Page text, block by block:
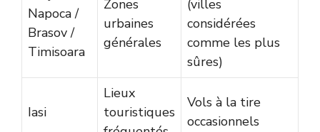
Napoca /
Brasov /
Timisoara
Zones
urbaines
générales
(villes
considérées
comme les plus
sûres)
Iasi
Lieux
touristiques
Vols à la tire
occasionnels